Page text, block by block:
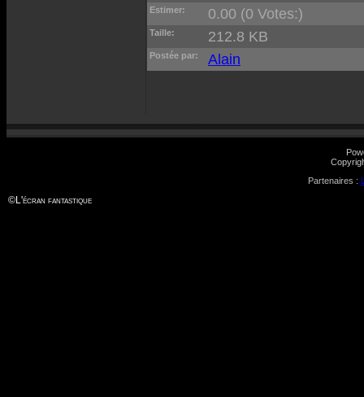
Estimer: 0.00 (0 Votes:)
Taille: 212.8 KB
Postée par: Alain
Partenaires :
©L'écran fantastique